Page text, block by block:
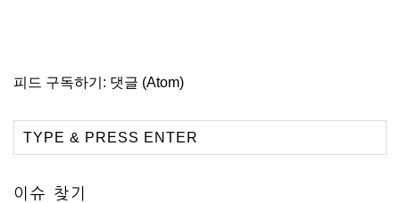
피드 구독하기: 댓글 (Atom)
이슈 찾기